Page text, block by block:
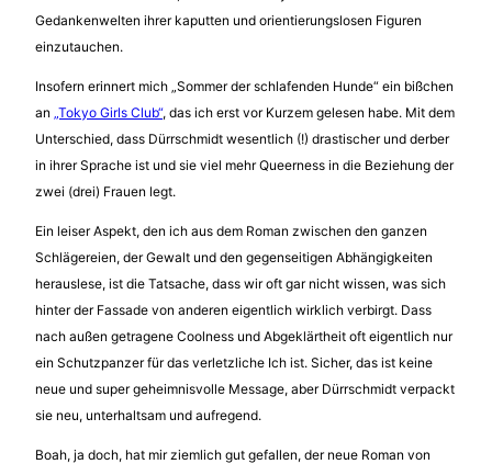
Gedankenwelten ihrer kaputten und orientierungslosen Figuren
einzutauchen.
Insofern erinnert mich „Sommer der schlafenden Hunde“ ein bißchen
an „Tokyo Girls Club“, das ich erst vor Kurzem gelesen habe. Mit dem
Unterschied, dass Dürrschmidt wesentlich (!) drastischer und derber
in ihrer Sprache ist und sie viel mehr Queerness in die Beziehung der
zwei (drei) Frauen legt.
Ein leiser Aspekt, den ich aus dem Roman zwischen den ganzen
Schlägereien, der Gewalt und den gegenseitigen Abhängigkeiten
herauslese, ist die Tatsache, dass wir oft gar nicht wissen, was sich
hinter der Fassade von anderen eigentlich wirklich verbirgt. Dass
nach außen getragene Coolness und Abgeklärtheit oft eigentlich nur
ein Schutzpanzer für das verletzliche Ich ist. Sicher, das ist keine
neue und super geheimnisvolle Message, aber Dürrschmidt verpackt
sie neu, unterhaltsam und aufregend.
Boah, ja doch, hat mir ziemlich gut gefallen, der neue Roman von